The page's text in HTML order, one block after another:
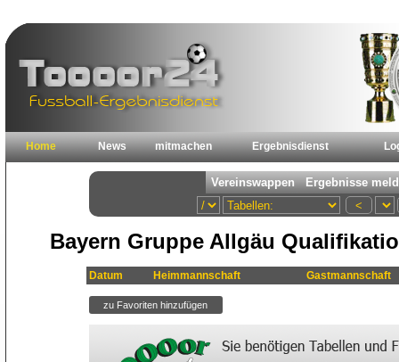
Home News mitmachen Ergebnisdienst
Bayern Gruppe Allgäu
Datum Heimmannschaft Gastmannschaft